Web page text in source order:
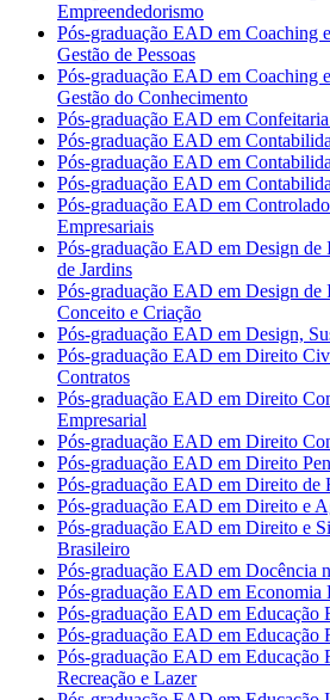
Empreendedorismo
Pós-graduação EAD em Coaching
Gestão de Pessoas
Pós-graduação EAD em Coaching
Gestão do Conhecimento
Pós-graduação EAD em
Pós-graduação EAD em
Pós-graduação EAD em
Pós-graduação EAD em
Pós-graduação EAD em
Empresariais
Pós-graduação EAD em Design de
de Jardins
Pós-graduação EAD em Design de
Conceito e Criação
Pós-graduação EAD em Design,
Pós-graduação EAD em Direito
Contratos
Pós-graduação EAD em Direito
Empresarial
Pós-graduação EAD em Direito
Pós-graduação EAD em Direito
Pós-graduação EAD em Direito de
Pós-graduação EAD em Direito e
Pós-graduação EAD em Direito e
Brasileiro
Pós-graduação EAD em Docência
Pós-graduação EAD em Economia
Pós-graduação EAD em Educação
Pós-graduação EAD em Educação
Pós-graduação EAD em Educação
Recreação e Lazer